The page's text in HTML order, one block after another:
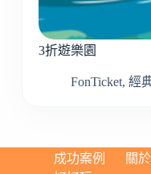
3折遊樂園
FonTicket, 經
成功案例 關